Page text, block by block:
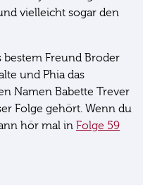
vielleicht sogar den
bestem Freund Broder
und Phia das
Namen Babette Trever
Folge gehört. Wenn du
hör mal in Folge 59